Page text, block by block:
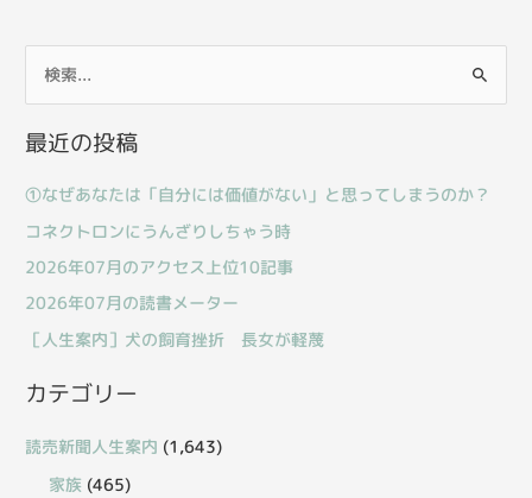
索
対
:
最近の投稿
①なぜあなたは「自分には価値がない」と思ってしまうのか？
コネクトロンにうんざりしちゃう時
2026年07月のアクセス上位10記事
2026年07月の読書メーター
［人生案内］犬の飼育挫折 長女が軽蔑
カテゴリー
読売新聞人生案内 (1,643)
家族 (465)